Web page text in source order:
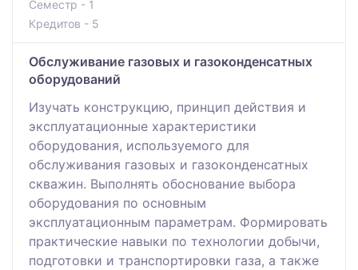
Семестр - 1
Кредитов - 5
Обслуживание газовых и газоконденсатных
оборудований
Изучать конструкцию, принцип действия и
эксплуатационные характеристики
оборудования, используемого для
обслуживания газовых и газоконденсатных
скважин. Выполнять обоснование выбора
оборудования по основным
эксплуатационным параметрам. Формировать
практические навыки по технологии добычи,
подготовки и транспортировки газа, а также